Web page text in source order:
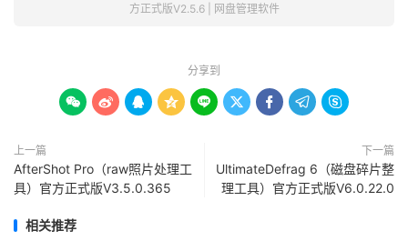
方正式版V2.5.6 | 网盘管理软件
分享到
        
上一篇
AfterShot Pro（raw照片处理工
具）官方正式版V3.5.0.365
下一篇
UltimateDefrag 6（磁盘碎片整
理工具）官方正式版V6.0.22.0
相关推荐